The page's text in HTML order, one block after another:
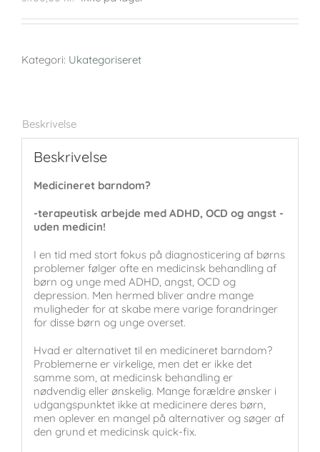
Kategori: Ukategoriseret
Beskrivelse
Beskrivelse
Medicineret barndom?
-terapeutisk arbejde med ADHD, OCD og angst -
uden medicin!
I en tid med stort fokus på diagnosticering af børns
problemer følger ofte en medicinsk behandling af
børn og unge med ADHD, angst, OCD og
depression. Men hermed bliver andre mange
muligheder for at skabe mere varige forandringer
for disse børn og unge overset.
Hvad er alternativet til en medicineret barndom?
Problemerne er virkelige, men det er ikke det
samme som, at medicinsk behandling er
nødvendig eller ønskelig. Mange forældre ønsker i
udgangspunktet ikke at medicinere deres børn,
men oplever en mangel på alternativer og søger af
den grund et medicinsk quick-fix.